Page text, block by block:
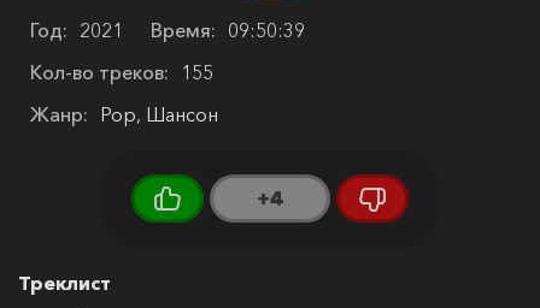
Год: 2021 Время: 09:50:39
Кол-во треков:
155
Жанр: Pop, Шансон
+4
Треклист